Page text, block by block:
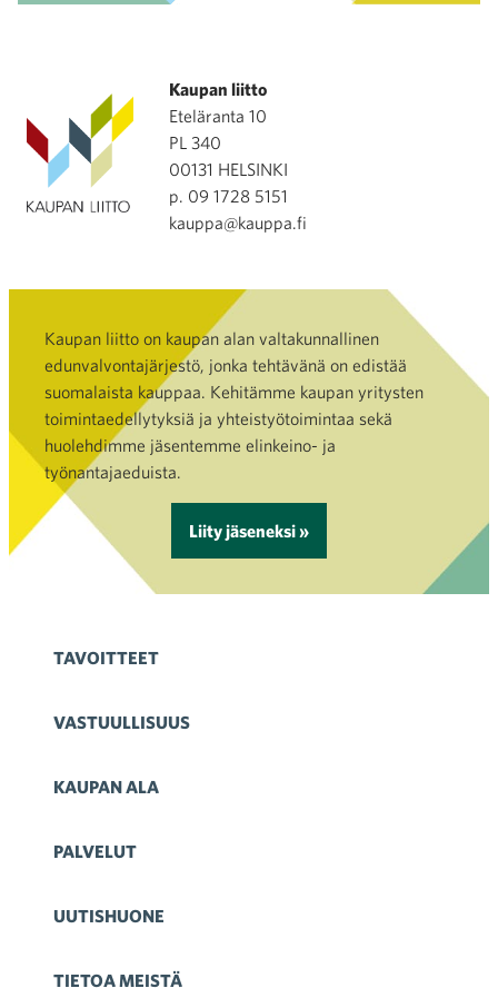
Kaupan liitto
Eteläranta 10
PL 340
00131 HELSINKI
p. 09 1728 5151
kauppa@kauppa.fi
Kaupan liitto on kaupan alan valtakunnallinen
edunvalvontajärjestö, jonka tehtävänä on edistää
suomalaista kauppaa. Kehitämme kaupan yritysten
toimintaedellytyksiä ja yhteistyötoimintaa sekä
huolehdimme jäsentemme elinkeino- ja
työnantajaeduista.
Liity jäseneksi »
TAVOITTEET
VASTUULLISUUS
KAUPAN ALA
PALVELUT
UUTISHUONE
TIETOA MEISTÄ